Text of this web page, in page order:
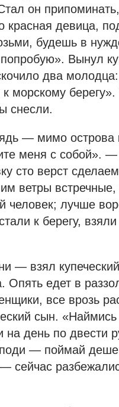
он
девица,
будешь в
Вынул
два
морскому берегу».
снесли.
— мимо острова
меня с собой». —
сто верст
ветры
человек; лучше
к берегу,
— взял
едет в
все врозь
сын.
день по двести
— поймай
сейчас